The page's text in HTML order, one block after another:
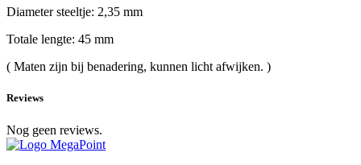
Diameter steeltje: 2,35 mm
Totale lengte: 45 mm
( Maten zijn bij benadering, kunnen licht afwijken. )
Reviews
Nog geen reviews.